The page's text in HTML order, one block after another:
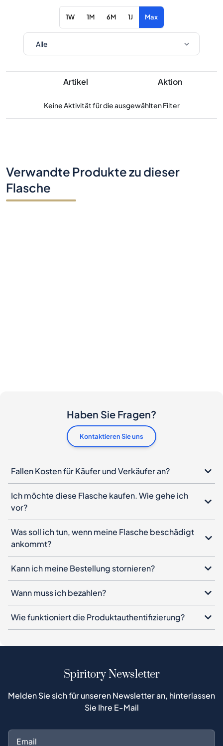
1W 1M 6M 1J Max
Artikel Aktion
Keine Aktivität für die ausgewählten Filter
Verwandte Produkte zu dieser
Flasche
Haben Sie Fragen?
Kontaktieren Sie uns
Fallen Kosten für Käufer und Verkäufer an?
Ich möchte diese Flasche kaufen. Wie gehe ich
vor?
Was soll ich tun, wenn meine Flasche beschädigt
ankommt?
Kann ich meine Bestellung stornieren?
Wann muss ich bezahlen?
Wie funktioniert die Produktauthentifizierung?
Spiritory Newsletter
Melden Sie sich für unseren Newsletter an, hinterlassen
Sie Ihre E-Mail